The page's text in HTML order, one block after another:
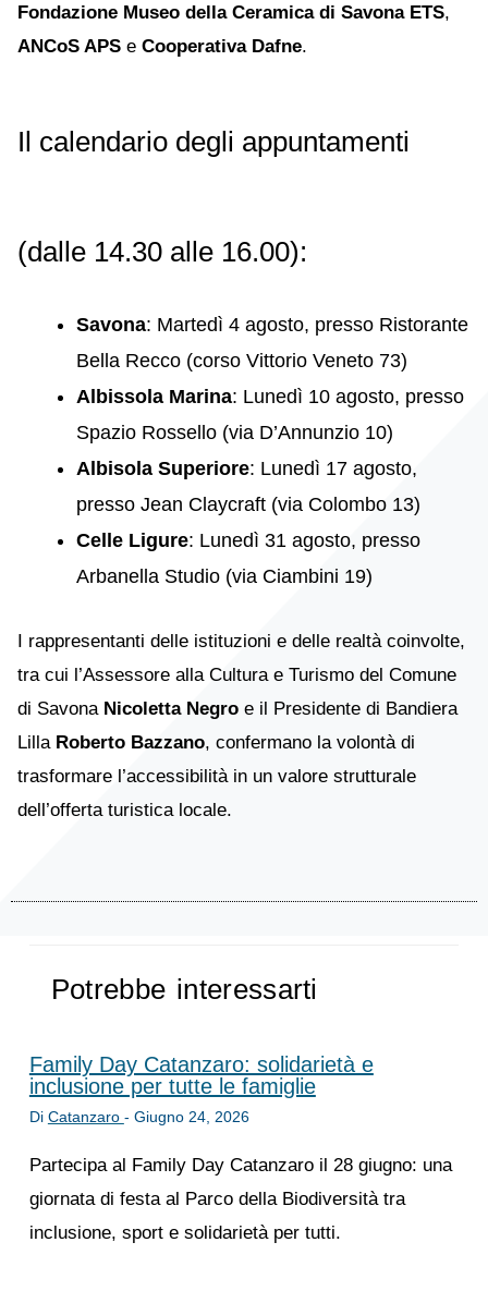
Fondazione Museo della Ceramica di Savona ETS,
ANCoS APS e Cooperativa Dafne.
Il calendario degli appuntamenti
(dalle 14.30 alle 16.00):
Savona: Martedì 4 agosto, presso Ristorante
Bella Recco (corso Vittorio Veneto 73)
Albissola Marina: Lunedì 10 agosto, presso
Spazio Rossello (via D’Annunzio 10)
Albisola Superiore: Lunedì 17 agosto,
presso Jean Claycraft (via Colombo 13)
Celle Ligure: Lunedì 31 agosto, presso
Arbanella Studio (via Ciambini 19)
I rappresentanti delle istituzioni e delle realtà coinvolte,
tra cui l’Assessore alla Cultura e Turismo del Comune
di Savona Nicoletta Negro e il Presidente di Bandiera
Lilla Roberto Bazzano, confermano la volontà di
trasformare l’accessibilità in un valore strutturale
dell’offerta turistica locale.
Potrebbe interessarti
Family Day Catanzaro: solidarietà e
inclusione per tutte le famiglie
Di Catanzaro - Giugno 24, 2026
Partecipa al Family Day Catanzaro il 28 giugno: una
giornata di festa al Parco della Biodiversità tra
inclusione, sport e solidarietà per tutti.